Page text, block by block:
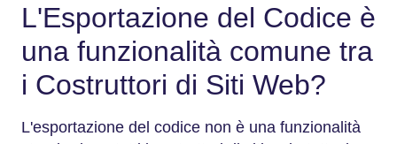
L'Esportazione del Codice è
una funzionalità comune tra
i Costruttori di Siti Web?
L'esportazione del codice non è una funzionalità